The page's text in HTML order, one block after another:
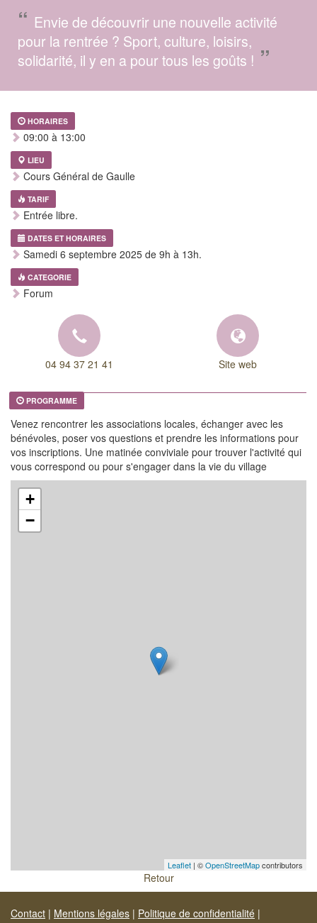
“ Envie de découvrir une nouvelle activité
pour la rentrée ? Sport, culture, loisirs,
solidarité, il y en a pour tous les goûts ! ”
HORAIRES
09:00 à 13:00
LIEU
Cours Général de Gaulle
TARIF
Entrée libre.
DATES ET HORAIRES
Samedi 6 septembre 2025 de 9h à 13h.
CATEGORIE
Forum
04 94 37 21 41 Site web
PROGRAMME
Venez rencontrer les associations locales, échanger avec les
bénévoles, poser vos questions et prendre les informations pour
vos inscriptions. Une matinée conviviale pour trouver l'activité qui
vous correspond ou pour s'engager dans la vie du village
+
−
Leaflet | ©OpenStreetMapcontributors
Retour
Contact | Mentions légales | Politique de confidentialité |